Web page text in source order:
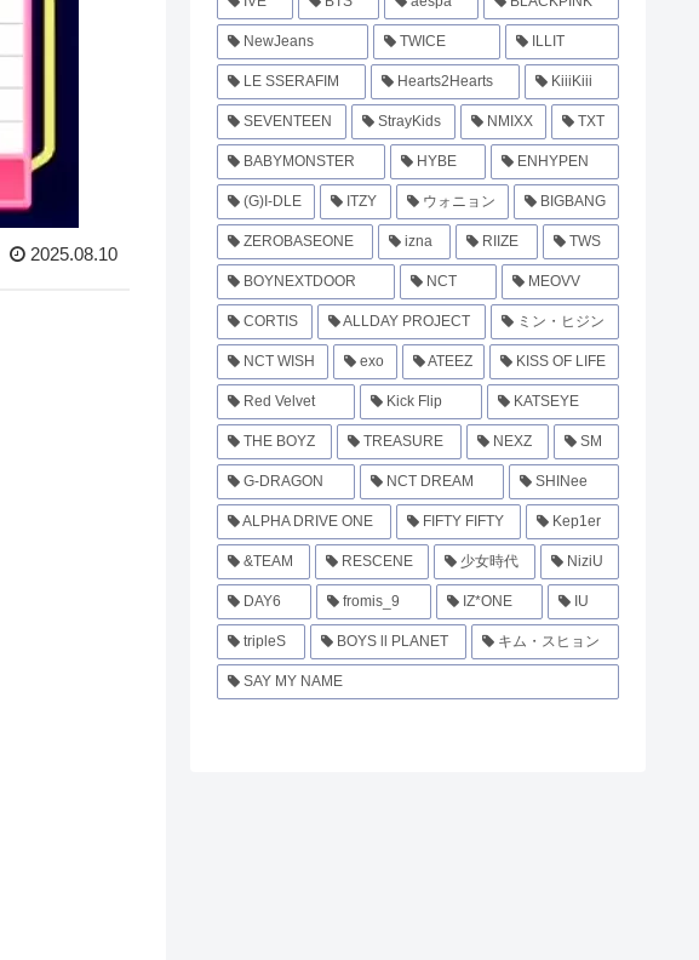
2025.08.10
NewJeans TWICE ILLIT
LE SSERAFIM Hearts2Hearts KiiiKiii
SEVENTEEN StrayKids NMIXX TXT
BABYMONSTER HYBE ENHYPEN
(G)I-DLE ITZY ウォニョン BIGBANG
ZEROBASEONE izna RIIZE TWS
BOYNEXTDOOR NCT MEOVV
CORTIS ALLDAY PROJECT ミン・ヒジン
NCT WISH exo ATEEZ KISS OF LIFE
Red Velvet Kick Flip KATSEYE
THE BOYZ TREASURE NEXZ SM
G-DRAGON NCT DREAM SHINee
ALPHA DRIVE ONE FIFTY FIFTY Kep1er
&TEAM RESCENE 少女時代 NiziU
DAY6 fromis_9 IZ*ONE IU
tripleS BOYS ll PLANET キム・スヒョン
SAY MY NAME